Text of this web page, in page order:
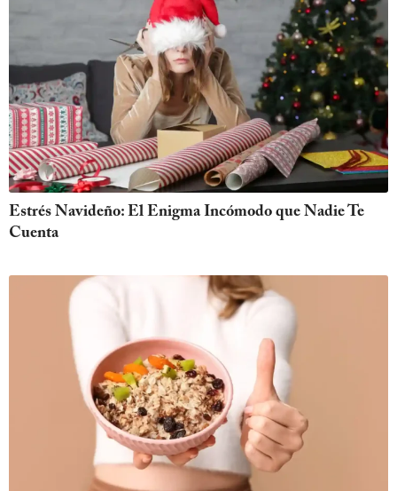
Estrés Navideño: El Enigma Incómodo que Nadie Te
Cuenta